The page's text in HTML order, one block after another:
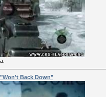
Back Down"